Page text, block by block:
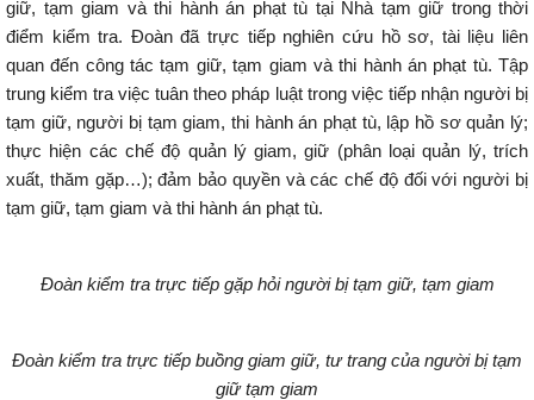
giữ, tạm giam và thi hành án phạt tù tại Nhà tạm giữ trong thời
điểm kiểm tra. Đoàn đã trực tiếp nghiên cứu hồ sơ, tài liệu liên
quan đến công tác tạm giữ, tạm giam và thi hành án phạt tù. Tập
trung kiểm tra việc tuân theo pháp luật trong việc tiếp nhận người bị
tạm giữ, người bị tạm giam, thi hành án phạt tù, lập hồ sơ quản lý;
thực hiện các chế độ quản lý giam, giữ (phân loại quản lý, trích
xuất, thăm gặp…); đảm bảo quyền và các chế độ đối với người bị
tạm giữ, tạm giam và thi hành án phạt tù.
Đoàn kiểm tra trực tiếp gặp hỏi người bị tạm giữ, tạm giam
Đoàn kiểm tra trực tiếp buồng giam giữ, tư trang của người bị tạm
giữ tạm giam